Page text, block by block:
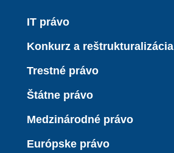
IT právo
Konkurz a reštrukturalizácia
Trestné právo
Štátne právo
Medzinárodné právo
Európske právo